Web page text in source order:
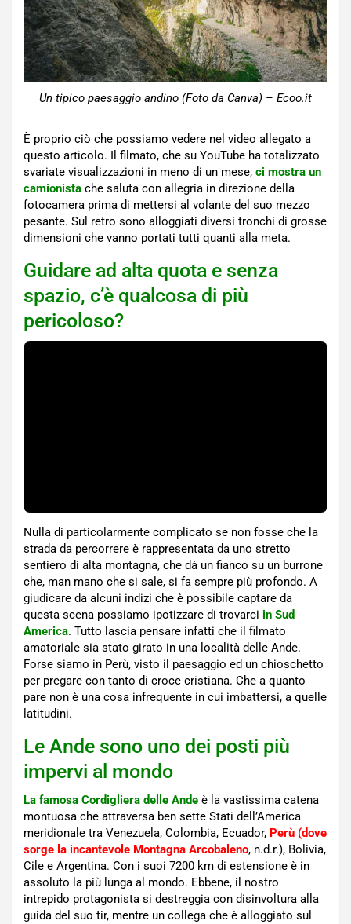
Un tipico paesaggio andino (Foto da Canva) – Ecoo.it
È proprio ciò che possiamo vedere nel video allegato a
questo articolo. Il filmato, che su YouTube ha totalizzato
svariate visualizzazioni in meno di un mese, ci mostra un
camionista che saluta con allegria in direzione della
fotocamera prima di mettersi al volante del suo mezzo
pesante. Sul retro sono alloggiati diversi tronchi di grosse
dimensioni che vanno portati tutti quanti alla meta.
Guidare ad alta quota e senza
spazio, c’è qualcosa di più
pericoloso?
Nulla di particolarmente complicato se non fosse che la
strada da percorrere è rappresentata da uno stretto
sentiero di alta montagna, che dà un fianco su un burrone
che, man mano che si sale, si fa sempre più profondo. A
giudicare da alcuni indizi che è possibile captare da
questa scena possiamo ipotizzare di trovarci in Sud
America. Tutto lascia pensare infatti che il filmato
amatoriale sia stato girato in una località delle Ande.
Forse siamo in Perù, visto il paesaggio ed un chioschetto
per pregare con tanto di croce cristiana. Che a quanto
pare non è una cosa infrequente in cui imbattersi, a quelle
latitudini.
Le Ande sono uno dei posti più
impervi al mondo
La famosa Cordigliera delle Ande è la vastissima catena
montuosa che attraversa ben sette Stati dell’America
meridionale tra Venezuela, Colombia, Ecuador, Perù (dove
sorge la incantevole Montagna Arcobaleno, n.d.r.), Bolivia,
Cile e Argentina. Con i suoi 7200 km di estensione è in
assoluto la più lunga al mondo. Ebbene, il nostro
intrepido protagonista si destreggia con disinvoltura alla
guida del suo tir, mentre un collega che è alloggiato sul